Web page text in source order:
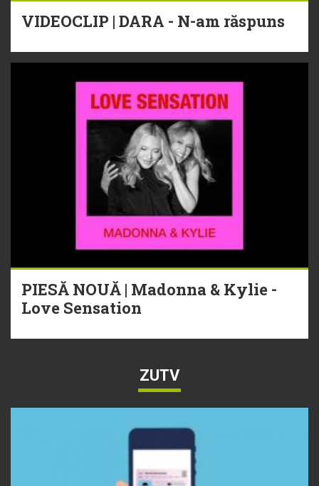
VIDEOCLIP | DARA - N-am răspuns
PIESĂ NOUĂ | Madonna & Kylie -
Love Sensation
ZUTV